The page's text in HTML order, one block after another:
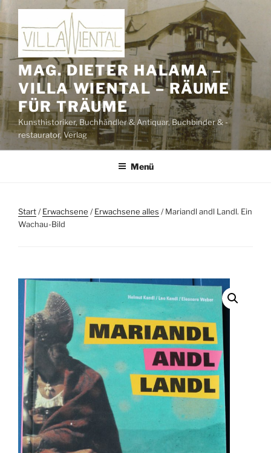
Zum
Inhalt
springen
MAG. DIETER HALAMA –
VILLA WIENTAL – RÄUME
FÜR TRÄUME
Kunsthistoriker, Buchhändler & Antiquar, Buchbinder & -
restaurator, Verlag
Menü
Start/Erwachsene /Erwachsene alles / Mariandl andl Landl. Ein
Wachau-Bild